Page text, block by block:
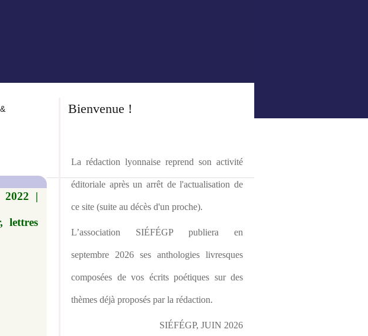
2022 |
lettres
Bienvenue !
La rédaction lyonnaise reprend son activité
éditoriale après un arrêt de l'actualisation de
ce site (suite au décès d'un proche).
L’association SIÉFÉGP publiera en
septembre 2026 ses anthologies livresques
composées de vos écrits poétiques sur des
thèmes déjà proposés par la rédaction.
SIÉFÉGP, JUIN 2026